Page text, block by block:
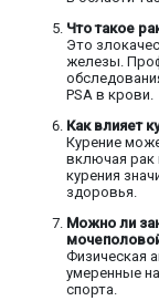
Что такое
Это
железы.
PSA в крови.
Как влияет
Курение
включая рак
курения
здоровья.
Можно ли
Физическая
умеренные
спорта.